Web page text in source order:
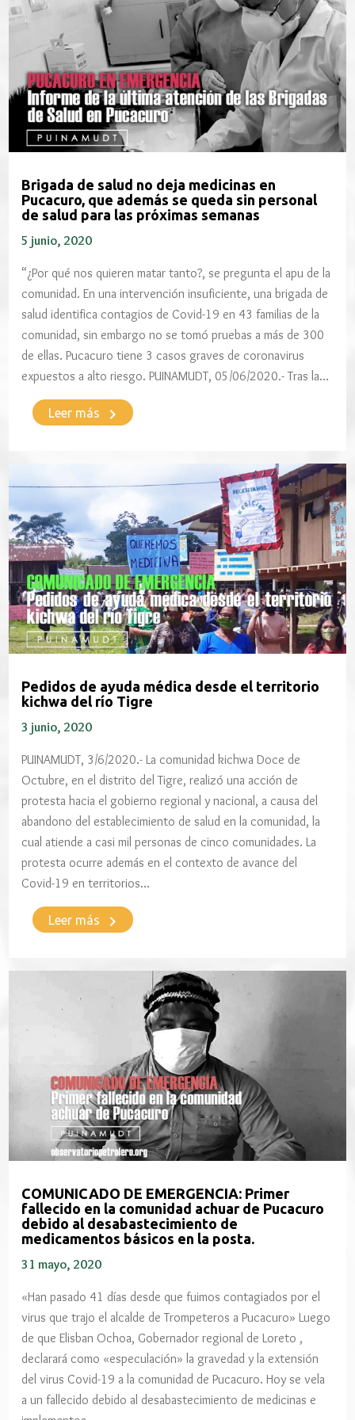
Brigada de salud no deja medicinas en
Pucacuro, que además se queda sin personal
de salud para las próximas semanas
5 junio, 2020
“¿Por qué nos quieren matar tanto?, se pregunta el apu de la
comunidad. En una intervención insuficiente, una brigada de
salud identifica contagios de Covid-19 en 43 familias de la
comunidad, sin embargo no se tomó pruebas a más de 300
de ellas. Pucacuro tiene 3 casos graves de coronavirus
expuestos a alto riesgo. PUINAMUDT, 05/06/2020.- Tras la…
Leer más keyboard_arrow_right
Pedidos de ayuda médica desde el territorio
kichwa del río Tigre
3 junio, 2020
PUINAMUDT, 3/6/2020.- La comunidad kichwa Doce de
Octubre, en el distrito del Tigre, realizó una acción de
protesta hacia el gobierno regional y nacional, a causa del
abandono del establecimiento de salud en la comunidad, la
cual atiende a casi mil personas de cinco comunidades. La
protesta ocurre además en el contexto de avance del
Covid-19 en territorios…
Leer más keyboard_arrow_right
COMUNICADO DE EMERGENCIA: Primer
fallecido en la comunidad achuar de Pucacuro
debido al desabastecimiento de
medicamentos básicos en la posta.
31 mayo, 2020
«Han pasado 41 días desde que fuimos contagiados por el
virus que trajo el alcalde de Trompeteros a Pucacuro» Luego
de que Elisban Ochoa, Gobernador regional de Loreto ,
declarará como «especulación» la gravedad y la extensión
del virus Covid-19 a la comunidad de Pucacuro. Hoy se vela
a un fallecido debido al desabastecimiento de medicinas e